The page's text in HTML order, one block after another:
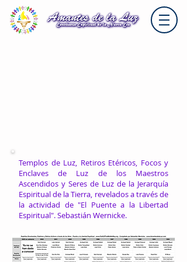
Templos de Luz, Retiros Etéricos, Focos y
Enclaves de Luz de los Maestros
Ascendidos y Seres de Luz de la Jerarquía
Espiritual de la Tierra, revelados a través de
la actividad de "El Puente a la Libertad
Espiritual". Sebastián Wernicke.